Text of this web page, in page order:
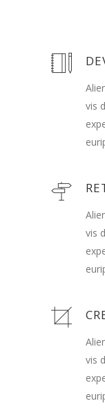
vis
vis
vis